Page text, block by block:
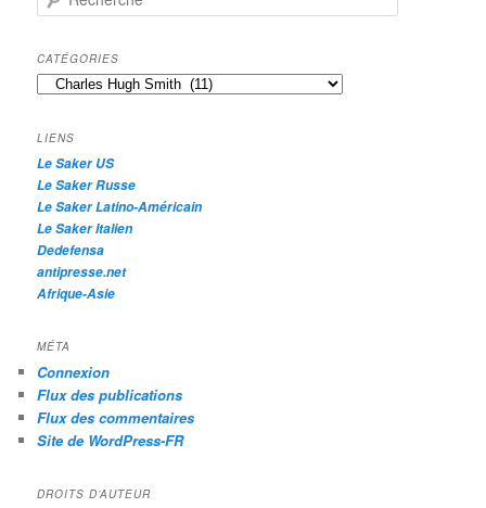
e
h
e
r
h
e
CATÉGORIES
Catégories
LIENS
Le Saker US
Le Saker Russe
Le Saker Latino-Américain
Le Saker Italien
Dedefensa
antipresse.net
Afrique-Asie
MÉTA
Connexion
Flux des publications
Flux des commentaires
Site de WordPress-FR
DROITS D’AUTEUR